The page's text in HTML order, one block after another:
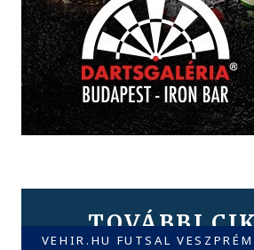
TOVÁBBI
VEHIR.HU FUTSAL VESZPRÉM